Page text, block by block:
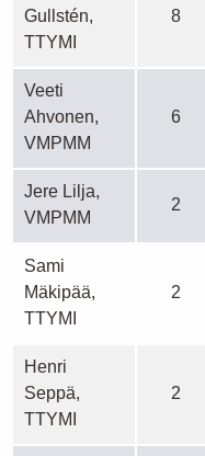
Gullstén,
TTYMI
8
Veeti
Ahvonen,
VMPMM
6
Jere Lilja,
VMPMM
2
Sami
Mäkipää,
TTYMI
2
Henri
Seppä,
TTYMI
2